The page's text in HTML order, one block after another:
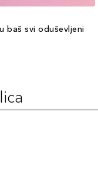
baš svi oduševljeni